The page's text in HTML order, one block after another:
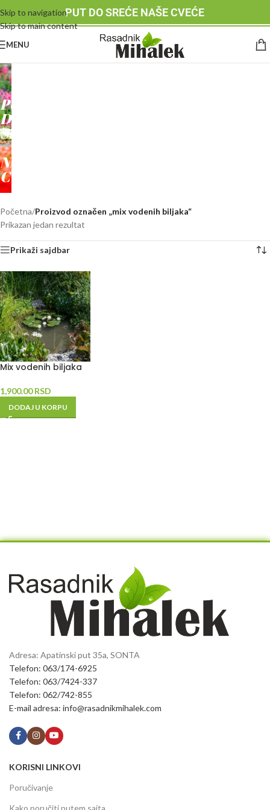
Skip to navigation
Skip to main content
PUT DO SREĆE NAŠE CVEĆE
MENU
RASADNIK
MIHALEK
PUT
DO
SREĆE
-
NAŠE
CVEĆE
Početna/Proizvod označen „mix vodenih biljaka“
Prikazan jedan rezultat
Prikaži sajdbar
Mix vodenih biljaka
1,900.00RSD
DODAJ U KORPU
Adresa: Apatinski put 35a, SONTA
Telefon: 063/174-6925
Telefon: 063/7424-337
Telefon: 062/742-855
E-mail adresa: info@rasadnikmihalek.com
KORISNI LINKOVI
Poručivanje
Kako poručiti putem sajta